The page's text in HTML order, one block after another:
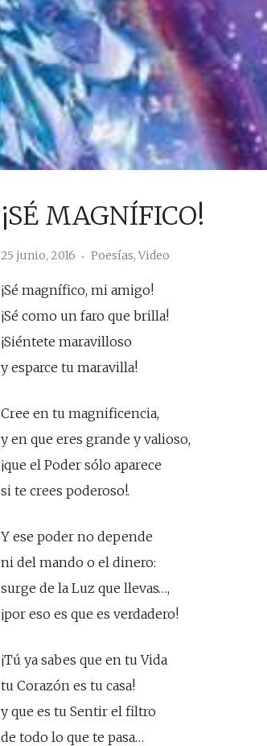
¡SÉ MAGNÍFICO!
25 junio, 2016 Poesías, Video
¡Sé magnífico, mi amigo!
¡Sé como un faro que brilla!
¡Siéntete maravilloso
y esparce tu maravilla!
Cree en tu magnificencia,
y en que eres grande y valioso,
¡que el Poder sólo aparece
si te crees poderoso!.
Y ese poder no depende
ni del mando o el dinero:
surge de la Luz que llevas…,
¡por eso es que es verdadero!
¡Tú ya sabes que en tu Vida
tu Corazón es tu casa!
y que es tu Sentir el filtro
de todo lo que te pasa…